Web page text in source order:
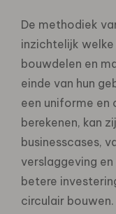
De methodiek
inzichtelijk
bouwdelen en
einde van hun
een uniforme en
berekenen, kan
businesscases,
verslaggeving
betere
circulair bouwen.